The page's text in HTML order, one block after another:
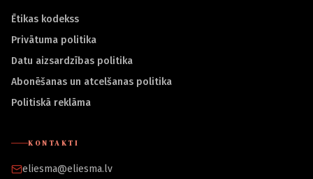
Ētikas kodekss
Privātuma politika
Datu aizsardzības politika
Abonēšanas un atcelšanas politika
Politiskā reklāma
KONTAKTI
eliesma@eliesma.lv